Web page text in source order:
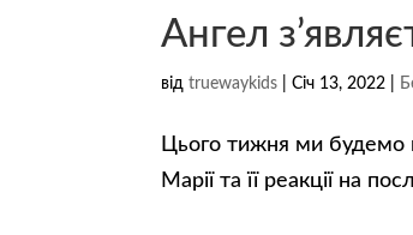
Ангел
відtruewaykids |Січ 13, 2022
Цього тижня ми будемо
Марії та її реакції на